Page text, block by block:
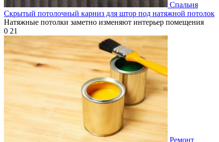
Спальня
Скрытый потолочный карниз для штор под натяжной потолок
Натяжные потолки заметно изменяют интерьер помещения
0 21
Ремонт